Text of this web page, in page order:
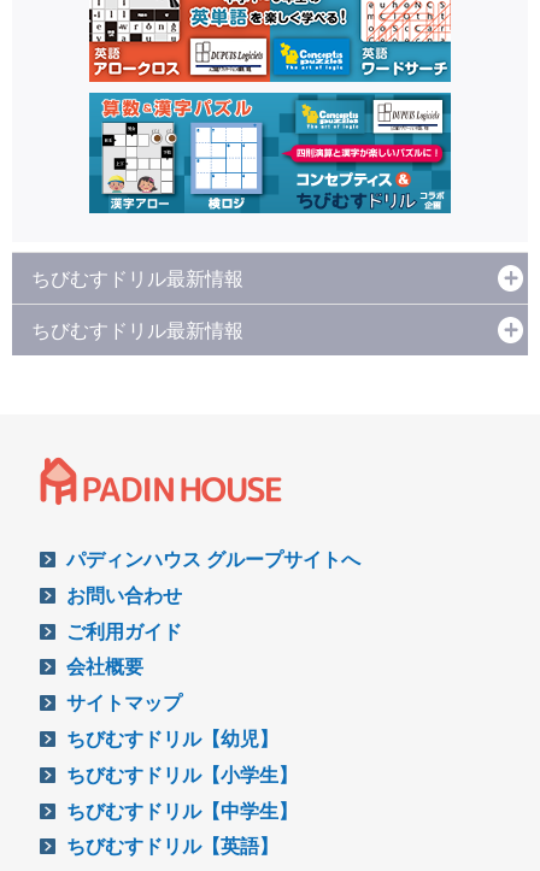
ちびむすドリル最新情報
ちびむすドリル最新情報
パディンハウス グループサイトへ
お問い合わせ
ご利用ガイド
会社概要
サイトマップ
ちびむすドリル【幼児】
ちびむすドリル【小学生】
ちびむすドリル【中学生】
ちびむすドリル【英語】